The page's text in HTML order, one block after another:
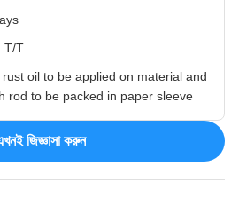
T/T
rust oil to be applied on material and
rod to be packed in paper sleeve
জিজ্ঞাসা করুন